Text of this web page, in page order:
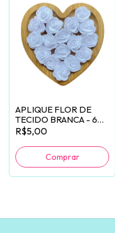
APLIQUE FLOR DE
TECIDO BRANCA - 6
UNIDADES
R$5,00